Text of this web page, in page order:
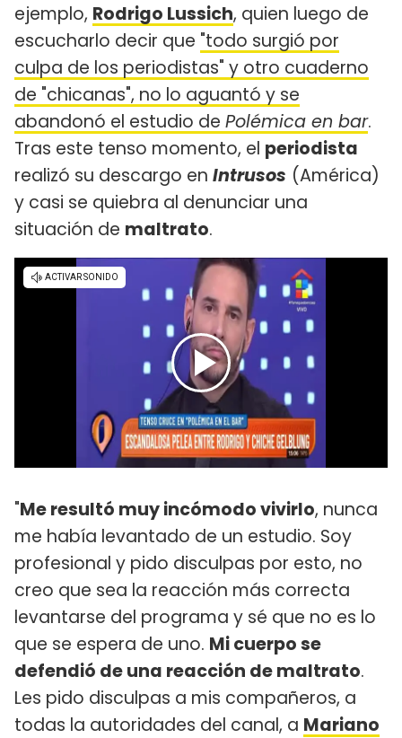
ejemplo, Rodrigo Lussich, quien luego de
escucharlo decir que "todo surgió por
culpa de los periodistas" y otro cuaderno
de "chicanas", no lo aguantó y se
abandonó el estudio de Polémica en bar.
Tras este tenso momento, el periodista
realizó su descargo en Intrusos (América)
y casi se quiebra al denunciar una
situación de maltrato.
"Me resultó muy incómodo vivirlo, nunca
me había levantado de un estudio. Soy
profesional y pido disculpas por esto, no
creo que sea la reacción más correcta
levantarse del programa y sé que no es lo
que se espera de uno. Mi cuerpo se
defendió de una reacción de maltrato.
Les pido disculpas a mis compañeros, a
todas la autoridades del canal, a Mariano